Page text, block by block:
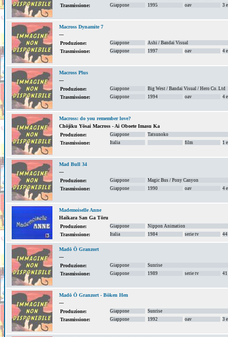
Trasmissione: Giappone 1995 oav 3
Macross Dynamite 7
---
Produzione:
Giappone Ashi / Bandai Visual
Trasmissione: Giappone 1997 oav 4
Macross Plus
---
Produzione:
Giappone Big West / Bandai Visual / Hero Co. Ltd
Trasmissione: Giappone 1994 oav 4
Macross: do you remember love?
Chōjiku Yōsai Macross - Ai Oboete Imasu Ka
Produzione:
Giappone Tatsunoko
Trasmissione: Italia film 1
Mad Bull 34
---
Produzione:
Giappone Magic Bus / Pony Canyon
Trasmissione: Giappone 1990 oav 4
Mademoiselle Anne
Haikara San Ga Tōru
Produzione:
Giappone Nippon Animation
Trasmissione: Italia 1984 serie tv 44
Madō Ō Granzort
---
Produzione:
Giappone Sunrise
Trasmissione: Giappone 1989 serie tv 41
Madō Ō Granzort - Bōken Hen
---
Produzione:
Giappone Sunrise
Trasmissione: Giappone 1992 oav 3